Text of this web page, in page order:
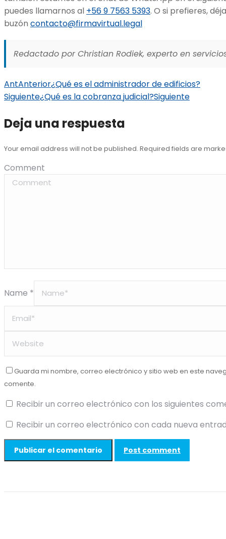
puedes llamarnos al +56 9 7563 5393. O si prefieres,
buzón contacto@firmavirtual.legal
Redactado por Christian Rodiek, experto en
AntAnterior¿Qué es el administrador de edificios?
Siguiente¿Qué es la cobranza judicial?Siguiente
Deja una respuesta
Your email address will not be published. Required fields are
Comment
Name *
Guarda mi nombre, correo electrónico y sitio web en este
comente.
Recibir un correo electrónico con los siguientes
Recibir un correo electrónico con cada nueva
Post comment